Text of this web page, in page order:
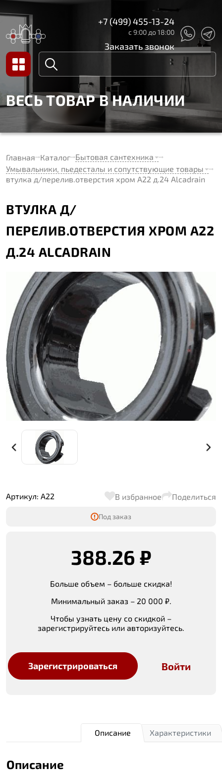
+7 (499) 455-13-24
с 9:00 до 18:00
Заказать звонок
ВЕСЬ ТОВАР В НАЛИЧИИ
Главная Каталог Бытовая сантехника
Умывальники, пьедесталы и сопутствующие товары
втулка д/перелив.отверстия хром А22 д.24 Alcadrain
ВТУЛКА Д/
ПЕРЕЛИВ.ОТВЕРСТИЯ ХРОМ А22
Д.24 ALCADRAIN
Артикул: A22 В избранное Поделиться
Под заказ
388.26 ₽
Больше объем – больше скидка!
Минимальный заказ – 20 000 ₽.
Чтобы узнать цену со скидкой –
зарегистрируйтесь или авторизуйтесь.
Зарегистрироваться Войти
Характеристики
Описание
Описание